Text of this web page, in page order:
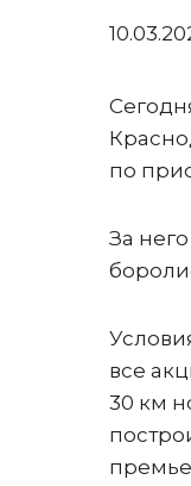
по
За
все
30 км